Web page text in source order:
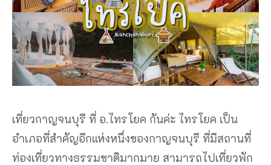
เที่ยวกาญจนบุรี ที่ อ.ไทรโยค กันค่ะ ไทรโยค เป็น
อำเภอที่สำคัญอีกแห่งหนึ่งของกาญจนบุรี ที่มีสถานที่
ท่องเที่ยวทางธรรมชาติมากมาย สามารถไปเที่ยวพัก